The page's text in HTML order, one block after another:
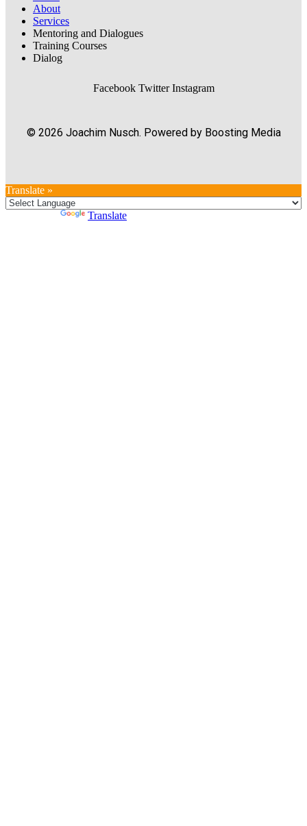
About
Services
Mentoring and Dialogues
Training Courses
Dialog
Facebook Twitter Instagram
© 2026 Joachim Nusch. Powered by Boosting Media
Translate »
Translate